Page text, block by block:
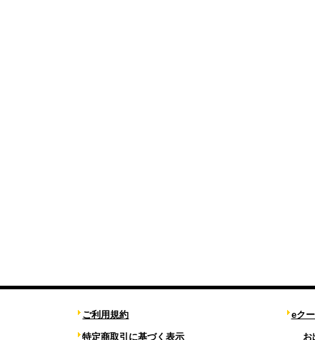
ご利用規約
特定商取引に基づく表示
eク
お